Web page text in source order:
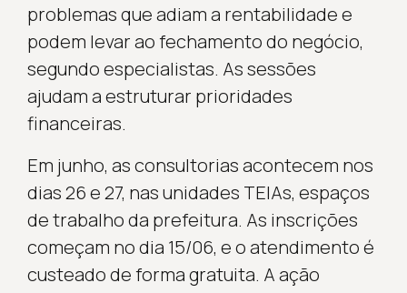
problemas que adiam a rentabilidade e
podem levar ao fechamento do negócio,
segundo especialistas. As sessões
ajudam a estruturar prioridades
financeiras.
Em junho, as consultorias acontecem nos
dias 26 e 27, nas unidades TEIAs, espaços
de trabalho da prefeitura. As inscrições
começam no dia 15/06, e o atendimento é
custeado de forma gratuita. A ação